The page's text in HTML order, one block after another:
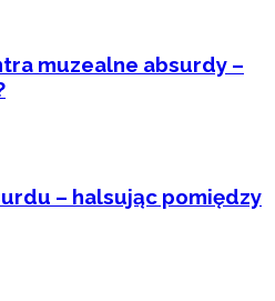
muzealne absurdy –
– halsując pomiędzy